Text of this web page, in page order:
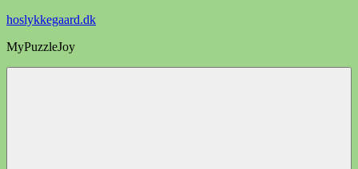
Videre
indhold
hoslykkegaard.dk
MyPuzzleJoy